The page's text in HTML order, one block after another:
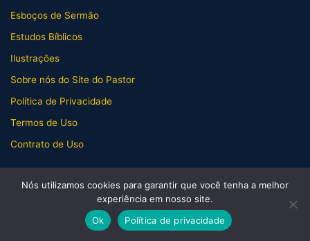
Esboços de Sermão
Estudos Bíblicos
Ilustrações
Sobre nós do Site do Pastor
Política de Privacidade
Termos de Uso
Contrato de Uso
Conheça-nos
Sobre nós do Site do Pastor
Nós utilizamos cookies para garantir que você tenha a melhor
experiência em nosso site.
Ok
Política de privacidade